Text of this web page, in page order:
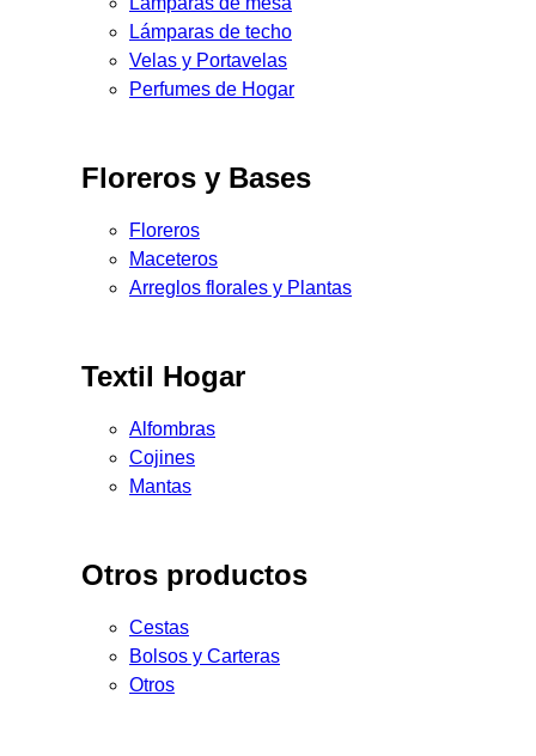
Lámparas de techo
Velas y Portavelas
Perfumes de Hogar
Floreros y Bases
Floreros
Maceteros
Arreglos florales y Plantas
Textil Hogar
Alfombras
Cojines
Mantas
Otros productos
Cestas
Bolsos y Carteras
Otros